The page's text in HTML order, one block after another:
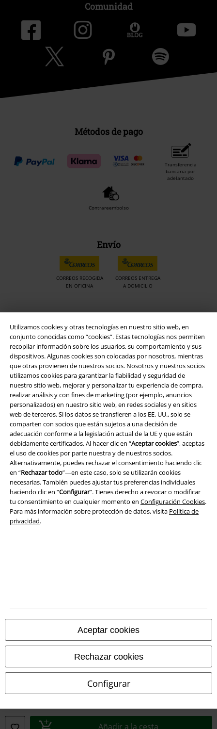
Utilizamos cookies y otras tecnologías en nuestro sitio web, en
conjunto conocidas como “cookies”. Estas tecnologías nos permiten
recopilar información sobre los usuarios, su comportamiento y sus
dispositivos. Algunas cookies son colocadas por nosotros, mientras
que otras provienen de nuestros socios. Nosotros y nuestros socios
utilizamos cookies para garantizar la fiabilidad y seguridad de
nuestro sitio web, mejorar y personalizar tu experiencia de compra,
realizar análisis y con fines de marketing (por ejemplo, anuncios
personalizados) en nuestro sitio web, en redes sociales y en sitios
web de terceros. Si los datos se transfieren a los EE. UU., solo se
comparten con socios que están sujetos a una decisión de
adecuación conforme a la legislación actual de la UE y que están
debidamente certificados. Al hacer clic en “Aceptar cookies”, aceptas
el uso de cookies por parte nuestra y de nuestros socios.
Alternativamente, puedes rechazar el consentimiento haciendo clic
en “Rechazar todo”—en este caso, solo se utilizarán cookies
necesarias. También puedes ajustar tus preferencias individuales
haciendo clic en “Configurar”. Tienes derecho a revocar o modificar
tu consentimiento en cualquier momento en Configuración Cookies.
Para más información sobre protección de datos, visita Política de
privacidad.
Aceptar cookies
Rechazar cookies
Configurar
Añadir a la cesta
Comunidad
Métodos de pago
Transferencia
bancaria por
adelantado
Contrareembolso
Envío
CORREOS RECOGIDA
EN OFICINA
CORREOS ENTREGA
A DOMICILIO
App de EMP
¡Descarga la nueva App EMP totalmente GRATIS y disfruta de todas
sus nuevas funciones y ventajas!
A Warner Music Group Company
Seguridad
Términos y Condiciones
Declaración de Conformidad